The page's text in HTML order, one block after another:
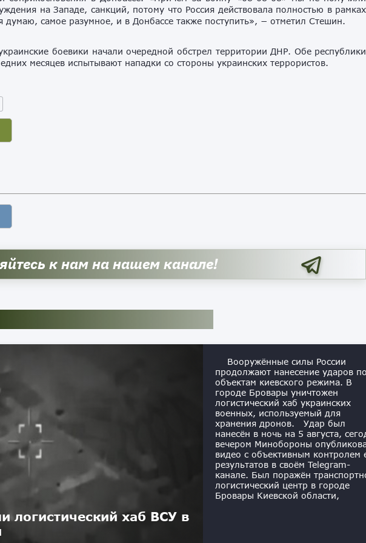
на Западе, санкций, потому что Россия действовала полностью в рамках
думаю, самое разумное, и в Донбассе также поступить», − отметил Стешин.
боевики начали очередной обстрел территории ДНР. Обе республики
месяцев испытывают нападки со стороны украинских террористов.
к нам на нашем канале!
логистический хаб ВСУ в
Вооружённые силы России
продолжают нанесение ударов
объектам киевского режима. В
городе Бровары уничтожен
логистический хаб украинских
военных, используемый для
хранения дронов. Удар был
нанесён в ночь на 5 августа,
вечером Минобороны
видео с объективным контролем
результатов в своём Telegram-
канале. Был поражён
логистический центр в городе
Бровары Киевской области,